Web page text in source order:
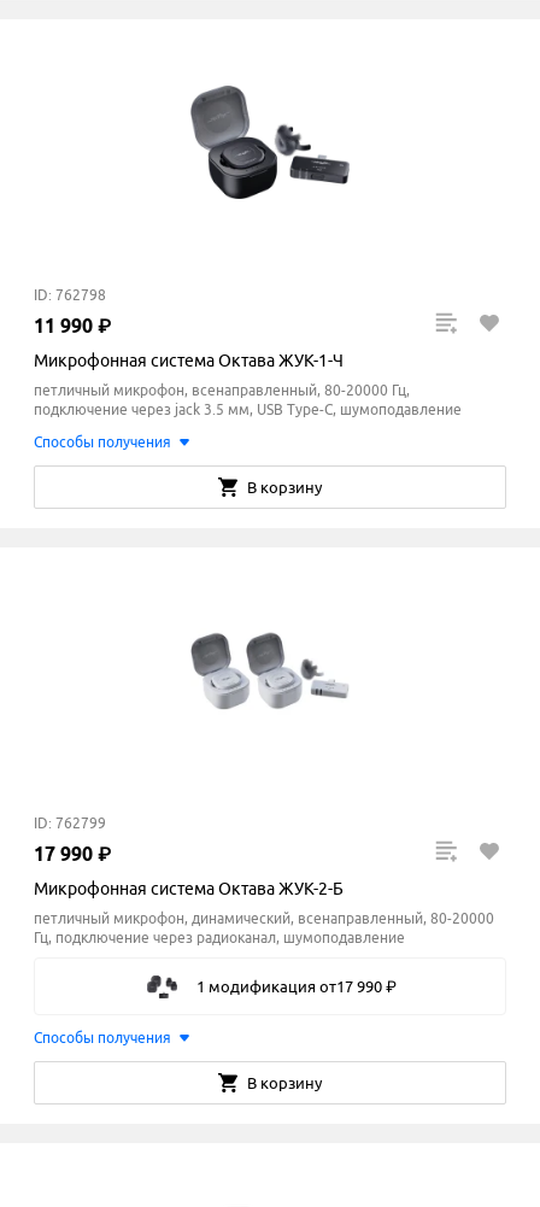
ID: 762798
11 990 ₽
Микрофонная система Октава ЖУК-1-Ч
петличный микрофон, всенаправленный, 80-20000 Гц,
подключение через jack 3.5 мм, USB Type-C, шумоподавление
Способы получения
В корзину
ID: 762799
17 990 ₽
Микрофонная система Октава ЖУК-2-Б
петличный микрофон, динамический, всенаправленный, 80-20000
Гц, подключение через радиоканал, шумоподавление
1 модификация от17 990 ₽
Способы получения
В корзину